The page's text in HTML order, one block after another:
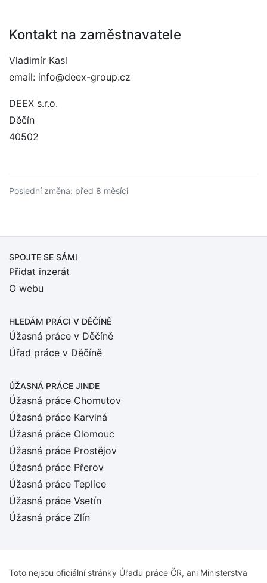
Kontakt na zaměstnavatele
Vladimír Kasl
email: info@deex-group.cz
DEEX s.r.o.
Děčín
40502
Poslední změna: před 8 měsíci
SPOJTE SE SÁMI
Přidat inzerát
O webu
HLEDÁM PRÁCI V DĚČÍNĚ
Úžasná práce v Děčíně
Úřad práce v Děčíně
ÚŽASNÁ PRÁCE JINDE
Úžasná práce Chomutov
Úžasná práce Karviná
Úžasná práce Olomouc
Úžasná práce Prostějov
Úžasná práce Přerov
Úžasná práce Teplice
Úžasná práce Vsetín
Úžasná práce Zlín
Toto nejsou oficiální stránky Úřadu práce ČR, ani Ministerstva